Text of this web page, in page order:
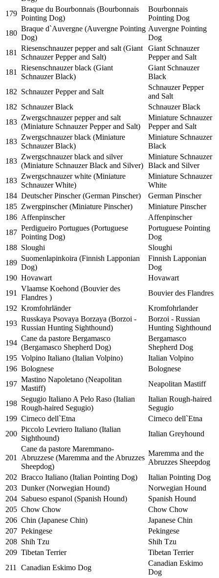
179
Braque du Bourbonnais (Bourbonnais
Pointing Dog)
Bourbonnais
Pointing Dog
180
Braque d`Auvergne (Auvergne Pointing
Dog)
Auvergne Pointing
Dog
181
Riesenschnauzer pepper and salt (Giant
Schnauzer Pepper and Salt)
Giant Schnauzer
Pepper and Salt
181
Riesenschnauzer black (Giant
Schnauzer Black)
Giant Schnauzer
Black
182 Schnauzer Pepper and Salt
Schnauzer Pepper
and Salt
182 Schnauzer Black
Schnauzer Black
183
Zwergschnauzer pepper and salt
(Miniature Schnauzer Pepper and Salt)
Miniature Schnauzer
Pepper and Salt
183
Zwergschnauzer black (Miniature
Schnauzer Black)
Miniature Schnauzer
Black
183
Zwergschnauzer black and silver
(Miniature Schnauzer Black and Silver)
Miniature Schnauzer
Black and Silver
183
Zwergschnauzer white (Miniature
Schnauzer White)
Miniature Schnauzer
White
184 Deutscher Pinscher (German Pinscher)
German Pinscher
185 Zwergpinscher (Miniature Pinscher)
Miniature Pinscher
186 Affenpinscher
Affenpinscher
187
Perdigueiro Portugues (Portuguese
Pointing Dog)
Portuguese Pointing
Dog
188 Sloughi
Sloughi
189
Suomenlapinkoira (Finnish Lapponian
Dog)
Finnish Lapponian
Dog
190 Hovawart
Hovawart
191
Vlaamse Koehond (Bouvier des
Flandres )
Bouvier des Flandres
192 Kromfohrländer
Kromfohrlander
193
Russkaya Psovaya Borzaya (Borzoi -
Russian Hunting Sighthound)
Borzoi - Russian
Hunting Sighthound
194
Cane da pastore Bergamasco
(Bergamasco Shepherd Dog)
Bergamasco
Shepherd Dog
195 Volpino Italiano (Italian Volpino)
Italian Volpino
196 Bolognese
Bolognese
197
Mastino Napoletano (Neapolitan
Mastiff)
Neapolitan Mastiff
198
Segugio Italiano A Pelo Raso (Italian
Rough-haired Segugio)
Italian Rough-haired
Segugio
199 Cirneco dell`Etna
Cirneco dell`Etna
200
Piccolo Levriero Italiano (Italian
Sighthound)
Italian Greyhound
201
Cane da pastore Maremmano-
Abruzzese (Maremma and the Abruzzes
Sheepdog)
Maremma and the
Abruzzes Sheepdog
202 Bracco Italiano (Italian Pointing Dog)
Italian Pointing Dog
203 Dunker (Norwegian Hound)
Norwegian Hound
204 Sabueso espanol (Spanish Hound)
Spanish Hound
205 Chow Chow
Chow Chow
206 Chin (Japanese Chin)
Japanese Chin
207 Pekingese
Pekingese
208 Shih Tzu
Shih Tzu
209 Tibetan Terrier
Tibetan Terrier
211
Canadian Eskimo Dog
Canadian Eskimo
Dog